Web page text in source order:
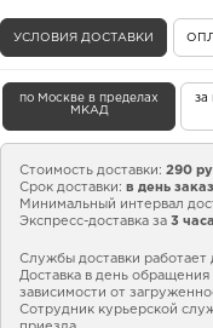
УСЛОВИЯ ДОСТАВКИ
по Москве в пределах
МКАД
за
Стоимость доставки: 290
Срок доставки: в день
Минимальный интервал
Экспресс-доставка за 3 часа
Службы доставки работает
Доставка в день обращения
зависимости от
Сотрудник курьерской